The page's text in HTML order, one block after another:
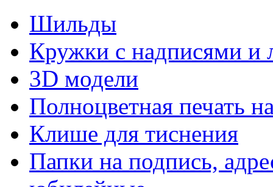
Шильды
Кружки с надписями и
3D модели
Полноцветная печать
Клише для тиснения
Папки на подпись,